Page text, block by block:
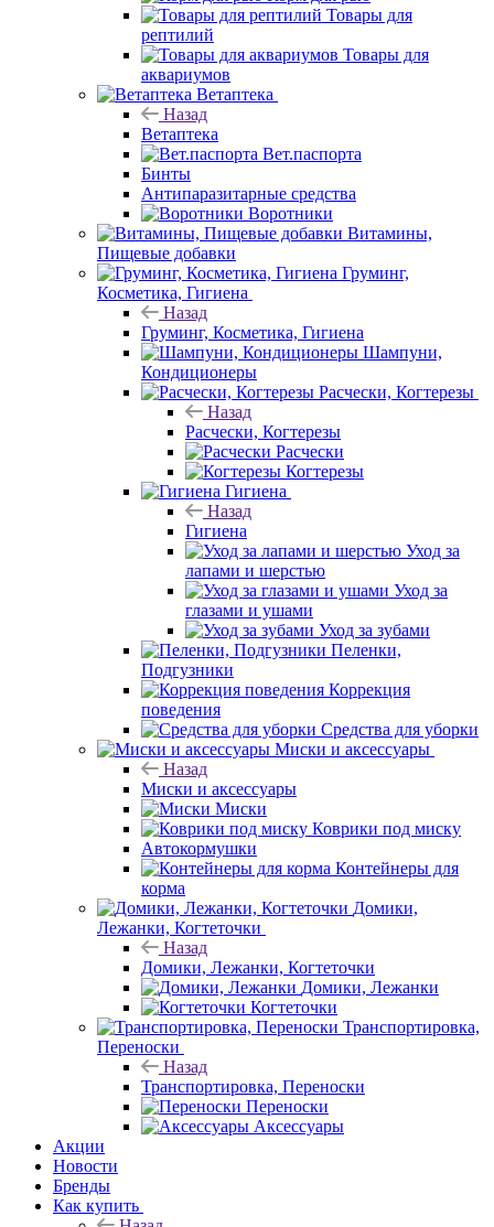
Товары для
рептилий
Товары для
аквариумов
Ветаптека
Назад
Ветаптека
Вет.паспорта
Бинты
Антипаразитарные средства
Воротники
Витамины,
Пищевые добавки
Груминг,
Косметика, Гигиена
Назад
Груминг, Косметика, Гигиена
Шампуни,
Кондиционеры
Расчески, Когтерезы
Назад
Расчески, Когтерезы
Расчески
Когтерезы
Гигиена
Назад
Гигиена
Уход за
лапами и шерстью
Уход за
глазами и ушами
Уход за зубами
Пеленки,
Подгузники
Коррекция
поведения
Средства для уборки
Миски и аксессуары
Назад
Миски и аксессуары
Миски
Коврики под миску
Автокормушки
Контейнеры для
корма
Домики,
Лежанки, Когтеточки
Назад
Домики, Лежанки, Когтеточки
Домики, Лежанки
Когтеточки
Транспортировка,
Переноски
Назад
Транспортировка, Переноски
Переноски
Аксессуары
Акции
Новости
Бренды
Как купить